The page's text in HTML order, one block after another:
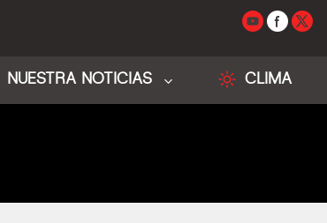
NUESTRA NOTICIAS CLIMA